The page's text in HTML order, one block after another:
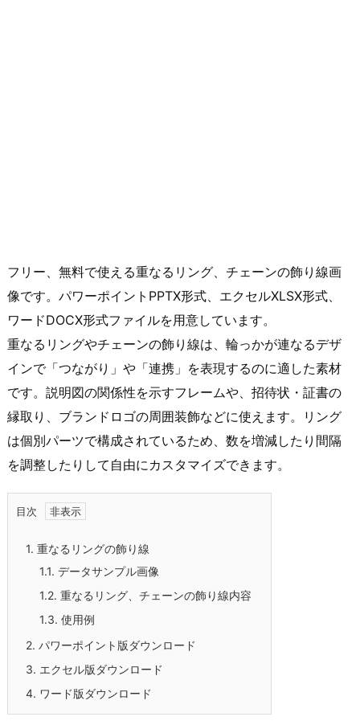
フリー、無料で使える重なるリング、チェーンの飾り線画
像です。パワーポイントPPTX形式、エクセルXLSX形式、
ワードDOCX形式ファイルを用意しています。
重なるリングやチェーンの飾り線は、輪っかが連なるデザ
インで「つながり」や「連携」を表現するのに適した素材
です。説明図の関係性を示すフレームや、招待状・証書の
縁取り、ブランドロゴの周囲装飾などに使えます。リング
は個別パーツで構成されているため、数を増減したり間隔
を調整したりして自由にカスタマイズできます。
目次
1. 重なるリングの飾り線
1.1. データサンプル画像
1.2. 重なるリング、チェーンの飾り線内容
1.3. 使用例
2. パワーポイント版ダウンロード
3. エクセル版ダウンロード
4. ワード版ダウンロード